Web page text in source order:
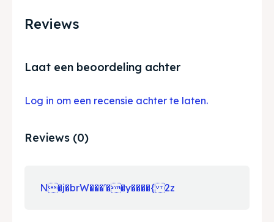
Reviews
Laat een beoordeling achter
Log in om een recensie achter te laten.
Reviews (0)
N�j�brW���'��y����{ 2z